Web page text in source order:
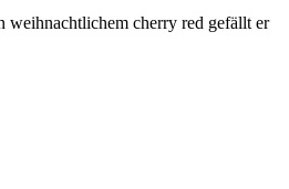
weihnachtlichem cherry red gefällt er